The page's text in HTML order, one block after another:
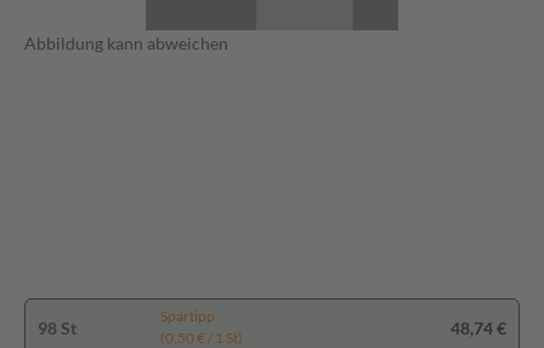
Abbildung kann abweichen
98 St
Spartipp
(0,50 € / 1 St)
48,74 €